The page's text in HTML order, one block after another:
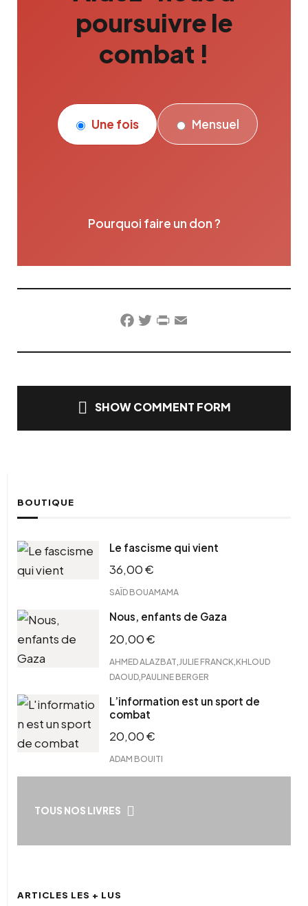
poursuivre le
combat !
Une fois Mensuel
Pourquoi faire un don ?
Facebook
TwitterPrintFriendly
Email
SHOW COMMENT FORM
BOUTIQUE
Le fascisme qui vient
36,00€
SAÏD BOUAMAMA
Nous, enfants de Gaza
20,00€
AHMED ALAZBAT JULIE FRANCK KHLOUD
DAOUD PAULINE BERGER
L’information est un sport de
combat
20,00€
ADAM BOUITI
TOUS NOS LIVRES
ARTICLES LES + LUS